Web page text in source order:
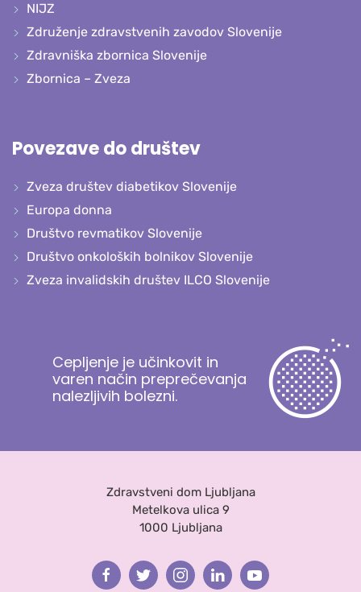
NIJZ
Združenje zdravstvenih zavodov Slovenije
Zdravniška zbornica Slovenije
Zbornica – Zveza
Povezave do društev
Zveza društev diabetikov Slovenije
Europa donna
Društvo revmatikov Slovenije
Društvo onkoloških bolnikov Slovenije
Zveza invalidskih društev ILCO Slovenije
Cepljenje je učinkovit in
varen način preprečevanja
nalezljivih bolezni.
Zdravstveni dom Ljubljana
Metelkova ulica 9
1000 Ljubljana
FacebookTwitterInstagramLinkedinYoutube